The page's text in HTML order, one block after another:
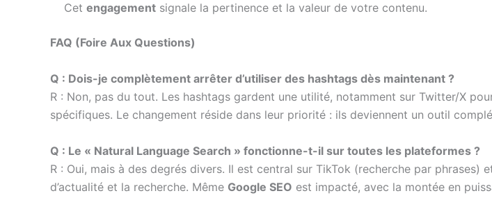
Cet engagement signale la pertinence et la valeur de votre contenu.
FAQ (Foire Aux Questions)
Q : Dois-je complètement arrêter d’utiliser des hashtags dès maintenant ?
R : Non, pas du tout. Les hashtags gardent une utilité, notamment sur Twitter/X
spécifiques. Le changement réside dans leur priorité : ils deviennent un outil
Q : Le « Natural Language Search » fonctionne-t-il sur toutes les plateformes ?
R : Oui, mais à des degrés divers. Il est central sur TikTok (recherche par
d’actualité et la recherche. Même Google SEO est impacté, avec la montée en